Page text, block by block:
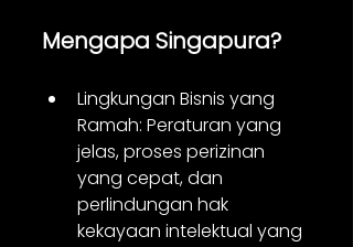
Mengapa Singapura?
Lingkungan Bisnis yang
Ramah: Peraturan yang
jelas, proses perizinan
yang cepat, dan
perlindungan hak
kekayaan intelektual yang